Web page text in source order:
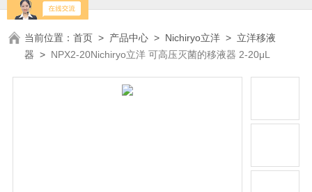
当前位置：首页 > 产品中心 > Nichiryo立洋 > 立洋移液
器 > NPX2-20Nichiryo立洋 可高压灭菌的移液器 2-20μL